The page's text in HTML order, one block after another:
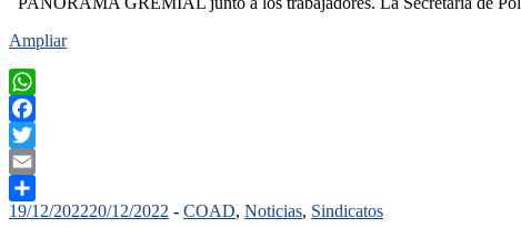
Ampliar
WhatsApp
Facebook
Twitter
Email
Compartir
19/12/202220/12/2022 - COAD, Noticias, Sindicatos